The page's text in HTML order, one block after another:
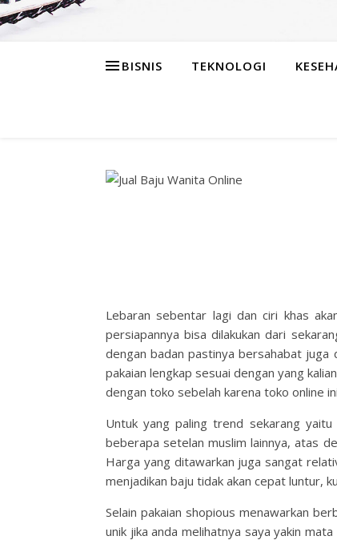
BISNIS TEKNOLOGI
Lebaran sebentar lagi dan ciri khas
persiapannya bisa dilakukan dari
dengan badan pastinya bersahabat juga
pakaian lengkap sesuai dengan yang
dengan toko sebelah karena toko online
Untuk yang paling trend sekarang
beberapa setelan muslim lainnya, atas
Harga yang ditawarkan juga sangat
menjadikan baju tidak akan cepat luntur,
Selain pakaian shopious menawarkan
unik jika anda melihatnya saya yakin